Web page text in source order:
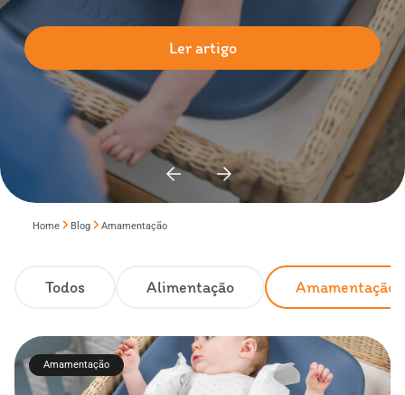
Ler artigo
Home Blog Amamentação
Todos Alimentação Amamentação
Amamentação